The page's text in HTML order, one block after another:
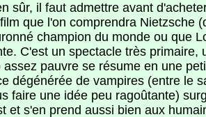
sûr, il faut admettre avant
que l'on comprendra Nietzsche
champion du monde ou que
C'est un spectacle très primaire,
assez pauvre se résume en une
dégénérée de vampires (entre le
faire une idée peu ragoûtante)
et s'en prend aussi bien aux